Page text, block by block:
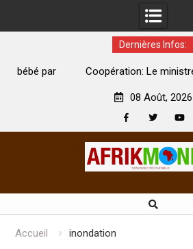
Dernières Infos:
Coopération: Le ministre Indien
08 Août, 2026
Accueil inondation